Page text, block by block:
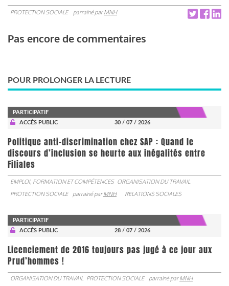
PROTECTION SOCIALE parrainé parMNH
Pas encore de commentaires
POUR PROLONGER LA LECTURE
PARTICIPATIF
ACCÈS PUBLIC
30 / 07 / 2026
Politique anti-discrimination chez SAP : Quand le
discours d’inclusion se heurte aux inégalités entre
Filiales
EMPLOI, FORMATION ET COMPÉTENCES ORGANISATION DU TRAVAIL
PROTECTION SOCIALE
parrainé parMNH RELATIONS SOCIALES
PARTICIPATIF
ACCÈS PUBLIC
28 / 07 / 2026
Licenciement de 2016 toujours pas jugé à ce jour aux
Prud’hommes !
ORGANISATION DU TRAVAIL PROTECTION SOCIALE parrainé parMNH